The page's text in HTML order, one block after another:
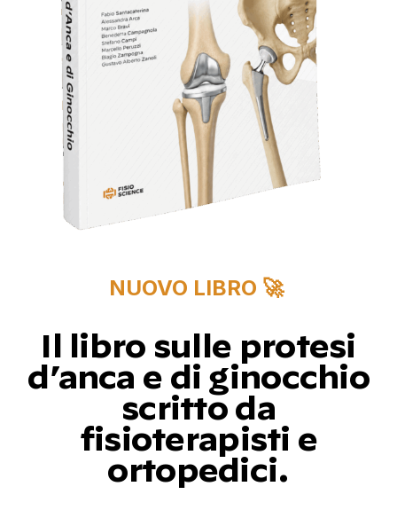
NUOVO LIBRO 🚀
Il libro sulle protesi
d’anca e di ginocchio
scritto da
fisioterapisti e
ortopedici.